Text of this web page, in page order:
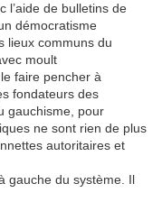
l’aide de bulletins de
démocratisme
lieux communs du
moult
faire pencher à
fondateurs des
gauchisme, pour
ne sont rien de plus
autoritaires et
gauche du système. Il